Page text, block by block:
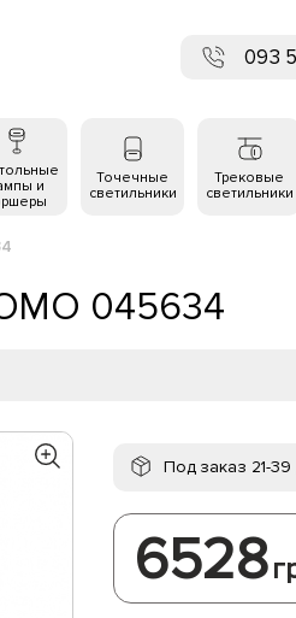
093
и
Точечные
светильники
Трековые
светильники
045634
Под заказ 21-39
6528